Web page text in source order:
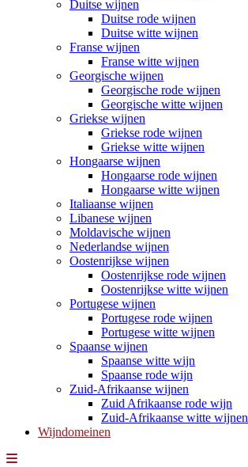
Duitse wijnen
Duitse rode wijnen
Duitse witte wijnen
Franse wijnen
Franse witte wijnen
Georgische wijnen
Georgische rode wijnen
Georgische witte wijnen
Griekse wijnen
Griekse rode wijnen
Griekse witte wijnen
Hongaarse wijnen
Hongaarse rode wijnen
Hongaarse witte wijnen
Italiaanse wijnen
Libanese wijnen
Moldavische wijnen
Nederlandse wijnen
Oostenrijkse wijnen
Oostenrijkse rode wijnen
Oostenrijkse witte wijnen
Portugese wijnen
Portugese rode wijnen
Portugese witte wijnen
Spaanse wijnen
Spaanse witte wijn
Spaanse rode wijn
Zuid-Afrikaanse wijnen
Zuid Afrikaanse rode wijn
Zuid-Afrikaanse witte wijnen
Wijndomeinen